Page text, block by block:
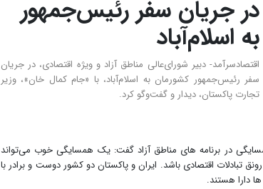
در جریان سفر رئیس‌جمهور
به اسلام‌آباد
اقتصادسرآمد- دبیر شورای‌عالی مناطق آزاد و ویژه اقتصادی، در جریان
سفر رئیس‌جمهور کشورمان به اسلام‌آباد، با «جام کمال خان»، وزیر
تجارت پاکستان، دیدار و گفت‌وگو کرد.
در برنامه های مناطق آزاد گفت: یک همسایگی خوب می‌تواند
تبادلات اقتصادی باشد. ایران و پاکستان دو کشور دوست و برادر با
دارا هستند.